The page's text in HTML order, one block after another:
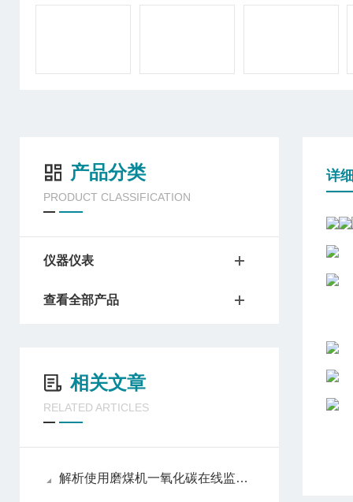
产品分类
PRODUCT CLASSIFICATION
仪器仪表
查看全部产品
相关文章
RELATED ARTICLES
解析使用磨煤机一氧化碳在线监测系统的必要性
详